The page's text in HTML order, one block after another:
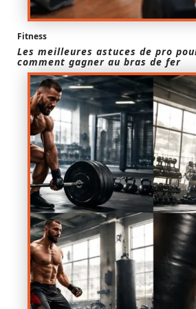
Fitness
Les meilleures astuces de pro
comment gagner au bras de fer